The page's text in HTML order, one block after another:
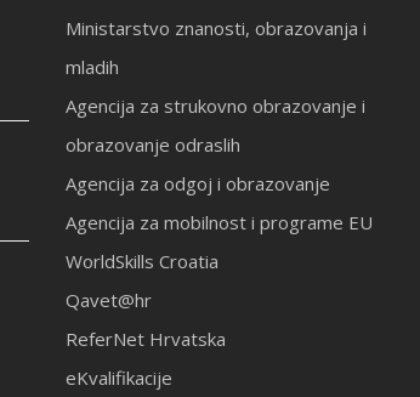
Ministarstvo znanosti, obrazovanja i
mladih
Agencija za strukovno obrazovanje i
obrazovanje odraslih
Agencija za odgoj i obrazovanje
Agencija za mobilnost i programe EU
WorldSkills Croatia
Qavet@hr
ReferNet Hrvatska
eKvalifikacije